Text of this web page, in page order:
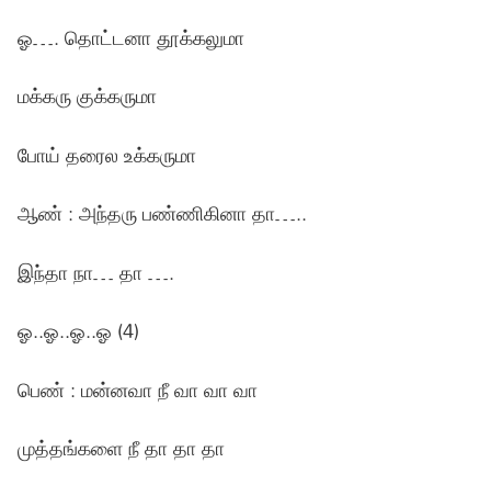
ஓ…. தொட்டனா தூக்கலுமா
மக்கரு குக்கருமா
போய் தரைல உக்கருமா
ஆண் : அந்தரு பண்ணிகினா தா…..
இந்தா நா… தா ….
ஓ..ஓ..ஓ..ஓ (4)
பெண் : மன்னவா நீ வா வா வா
முத்தங்களை நீ தா தா தா